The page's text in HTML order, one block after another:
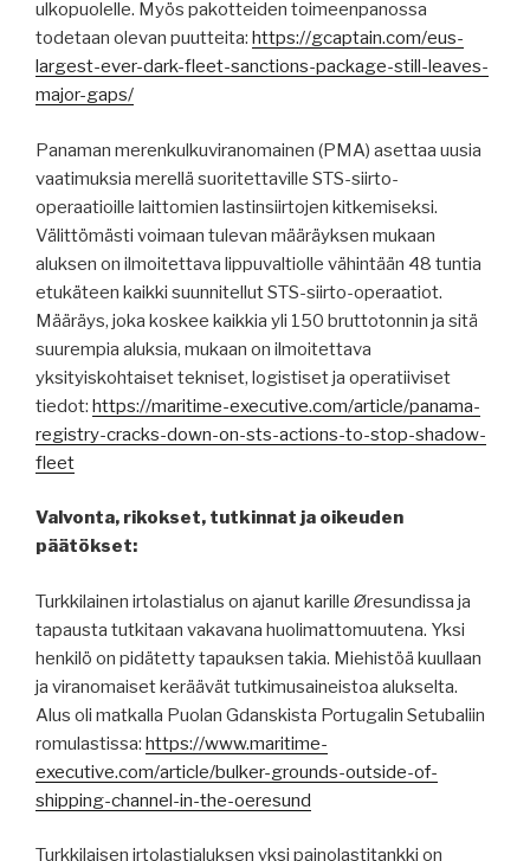
ulkopuolelle. Myös pakotteiden toimeenpanossa
todetaan olevan puutteita: https://gcaptain.com/eus-
largest-ever-dark-fleet-sanctions-package-still-leaves-
major-gaps/
Panaman merenkulkuviranomainen (PMA) asettaa uusia
vaatimuksia merellä suoritettaville STS-siirto-
operaatioille laittomien lastinsiirtojen kitkemiseksi.
Välittömästi voimaan tulevan määräyksen mukaan
aluksen on ilmoitettava lippuvaltiolle vähintään 48 tuntia
etukäteen kaikki suunnitellut STS-siirto-operaatiot.
Määräys, joka koskee kaikkia yli 150 bruttotonnin ja sitä
suurempia aluksia, mukaan on ilmoitettava
yksityiskohtaiset tekniset, logistiset ja operatiiviset
tiedot: https://maritime-executive.com/article/panama-
registry-cracks-down-on-sts-actions-to-stop-shadow-
fleet
Valvonta, rikokset, tutkinnat ja oikeuden
päätökset:
Turkkilainen irtolastialus on ajanut karille Øresundissa ja
tapausta tutkitaan vakavana huolimattomuutena. Yksi
henkilö on pidätetty tapauksen takia. Miehistöä kuullaan
ja viranomaiset keräävät tutkimusaineistoa alukselta.
Alus oli matkalla Puolan Gdanskista Portugalin Setubaliin
romulastissa: https://www.maritime-
executive.com/article/bulker-grounds-outside-of-
shipping-channel-in-the-oeresund
Turkkilaisen irtolastialuksen yksi painolastitankki on